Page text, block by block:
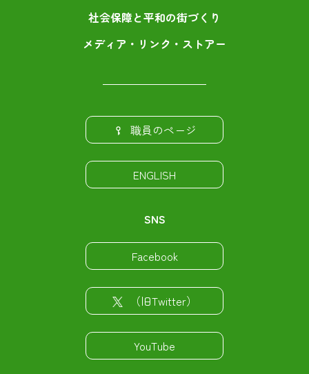
社会保障と平和の街づくり
メディア・リンク・ストアー
職員のページ
ENGLISH
SNS
Facebook
（旧Twitter）
YouTube